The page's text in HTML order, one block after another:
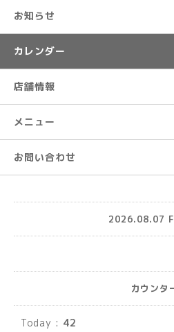
お知らせ
カレンダー
店舗情報
メニュー
お問い合わせ
2026.08.07
カウンタ
Today : 42